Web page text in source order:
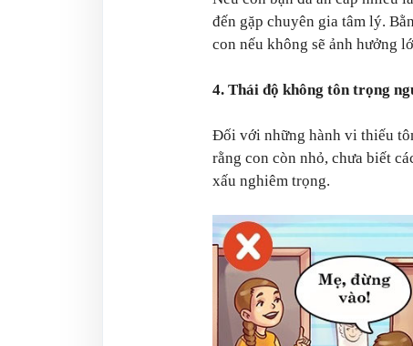
đến gặp chuyên gia tâm lý.
con nếu không sẽ ảnh hưởng
4. Thái độ không tôn trọng
Đối với những hành vi thiếu
rằng con còn nhỏ, chưa biết
xấu nghiêm trọng.